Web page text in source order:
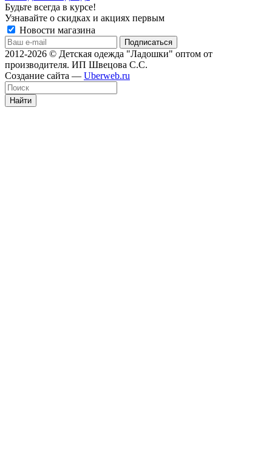
Будьте всегда в курсе!
Узнавайте о скидках и акциях первым
Новости магазина
2012-2026 © Детская одежда "Ладошки" оптом от
производителя. ИП Швецова С.С.
Создание сайта — Uberweb.ru
Найти